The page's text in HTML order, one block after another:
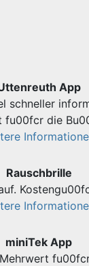
App
fu00fcr die
Rauschbrille
miniTek App